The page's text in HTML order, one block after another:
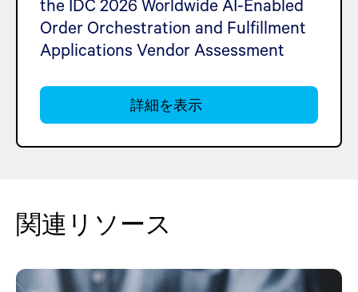
Order Orchestration and Fulfillment
Applications Vendor Assessment
詳細を表示
関連リソース